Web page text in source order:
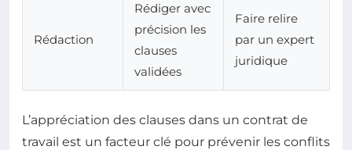
Rédaction
Rédiger avec
précision les
clauses
validées
Faire relire
par un expert
juridique
L’appréciation des clauses dans un contrat de
travail est un facteur clé pour prévenir les conflits